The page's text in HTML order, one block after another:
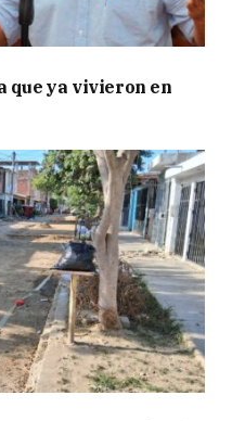
que ya vivieron en